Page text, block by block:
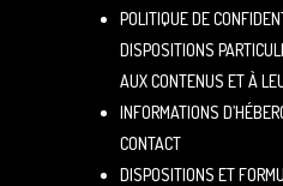
POLITIQUE DE
DISPOSITIONS
AUX CONTENUS ET À
INFORMATIONS
CONTACT
DISPOSITIONS ET